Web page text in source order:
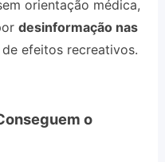
orientação médica,
desinformação nas
efeitos recreativos.
o